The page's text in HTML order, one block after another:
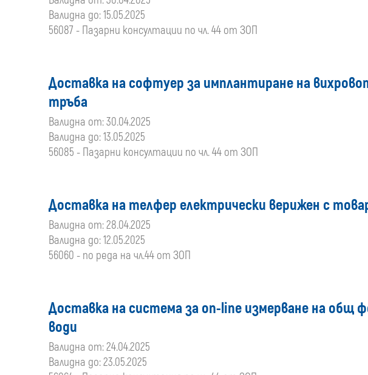
Валидна до: 15.05.2025
56087 - Пазарни консултации по чл. 44 от ЗОП
Доставка на софтуер за имплантиране на
тръба
Валидна от: 30.04.2025
Валидна до: 13.05.2025
56085 - Пазарни консултации по чл. 44 от ЗОП
Доставка на телфер електрически верижен с
Валидна от: 28.04.2025
Валидна до: 12.05.2025
56060 - по реда на чл.44 от ЗОП
Доставка на система за on-line измерване на
води
Валидна от: 24.04.2025
Валидна до: 23.05.2025